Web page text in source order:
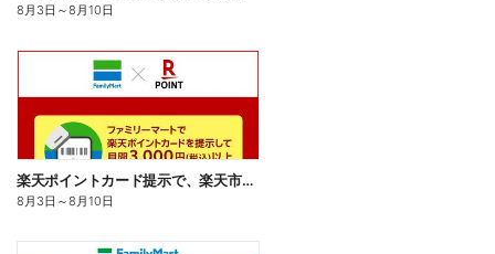
8月3日 ～8月10日
楽天ポイントカード提示で、楽天市場でのお買い物がおトクに!
8月3日 ～8月10日